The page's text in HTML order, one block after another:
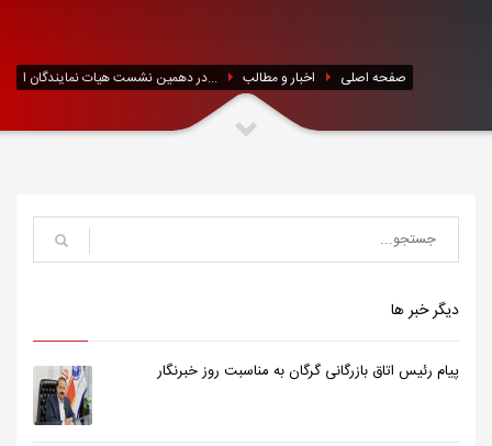
در دهمین نشست هیات نمایندگان ا... اخبار و مطالب صفحه اصلی
دیگر خبر ها
پیام رئیس اتاق بازرگانی گرگان به مناسبت روز خبرنگار